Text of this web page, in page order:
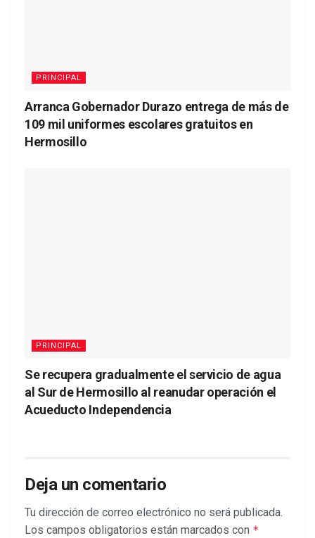
PRINCIPAL
Arranca Gobernador Durazo entrega de más de
109 mil uniformes escolares gratuitos en
Hermosillo
PRINCIPAL
Se recupera gradualmente el servicio de agua
al Sur de Hermosillo al reanudar operación el
Acueducto Independencia
Deja un comentario
Tu dirección de correo electrónico no será publicada.
Los campos obligatorios están marcados con *